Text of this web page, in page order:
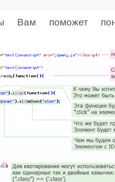
Вам поможет